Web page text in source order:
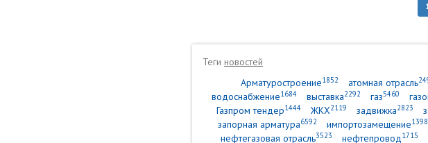
Теги новостей
Арматуростроение1852 атомная отрасль
водоснабжение1684 выставка2292 газ5460
Газпром тендер1444 ЖКХ2119 задвижка2823
запорная арматура6592 импортозамещение1398
нефтегазовая отрасль3523 нефтепровод1715